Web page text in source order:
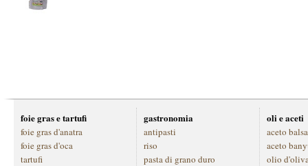
foie gras e tartufi
foie gras d'anatra
foie gras d'oca
tartufi
gastronomia
antipasti
riso
pasta di grano duro
oli e aceti
aceto
aceto
olio